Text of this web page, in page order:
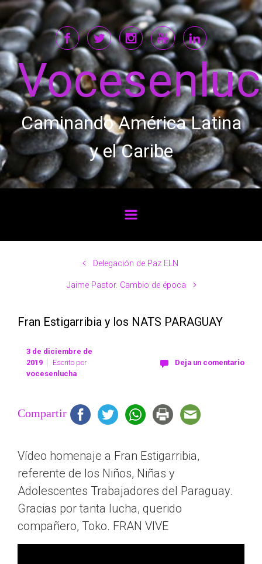
Saltar al contenido principal
Caminando América Latina
y el Caribe
Delegación de Paz ELN
Jaime Pastor. Cambio de época
Fran Estigarribia y los NATS PARAGUAY
3 de diciembre de
2019
Escrito por
vocesenlucha
Deja un comentario
Compartir
Vídeo homenaje a Fran Estigarribia,
referente de los Niños, Niñas y
Adolescentes Trabajadores del Paraguay.
Gracias por tanta lucha, querido
compañero, Toko. FRAN VIVE